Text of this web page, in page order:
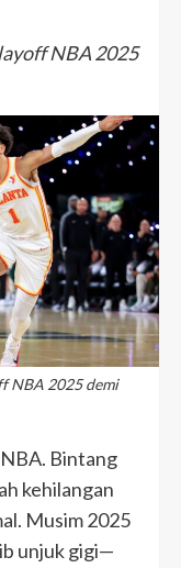
NBA 2025
NBA 2025 demi
Bintang
kehilangan
Musim 2025
unjuk gigi—